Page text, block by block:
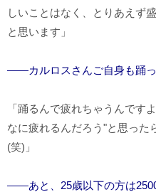
しいことはなく、とりあえず
と思います」
――カルロスさんご自身も踊っ
「踊るんで疲れちゃうんです
なに疲れるんだろう"と思った
(笑)」
――あと、25歳以下の方は